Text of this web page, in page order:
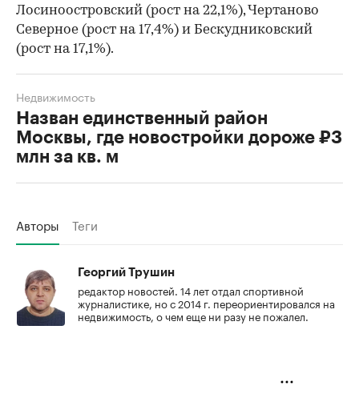
Лосиноостровский (рост на 22,1%), Чертаново
Северное (рост на 17,4%) и Бескудниковский
(рост на 17,1%).
Назван единственный район
Москвы, где новостройки дороже ₽3
млн за кв. м
Недвижимость
Авторы Теги
Георгий Трушин
редактор новостей. 14 лет отдал спортивной
журналистике, но с 2014 г. переориентировался на
недвижимость, о чем еще ни разу не пожалел.